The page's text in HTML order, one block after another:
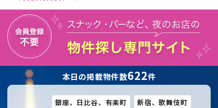
本日の掲載物件数622件
銀座、日比谷、有楽町
新宿、歌舞伎町